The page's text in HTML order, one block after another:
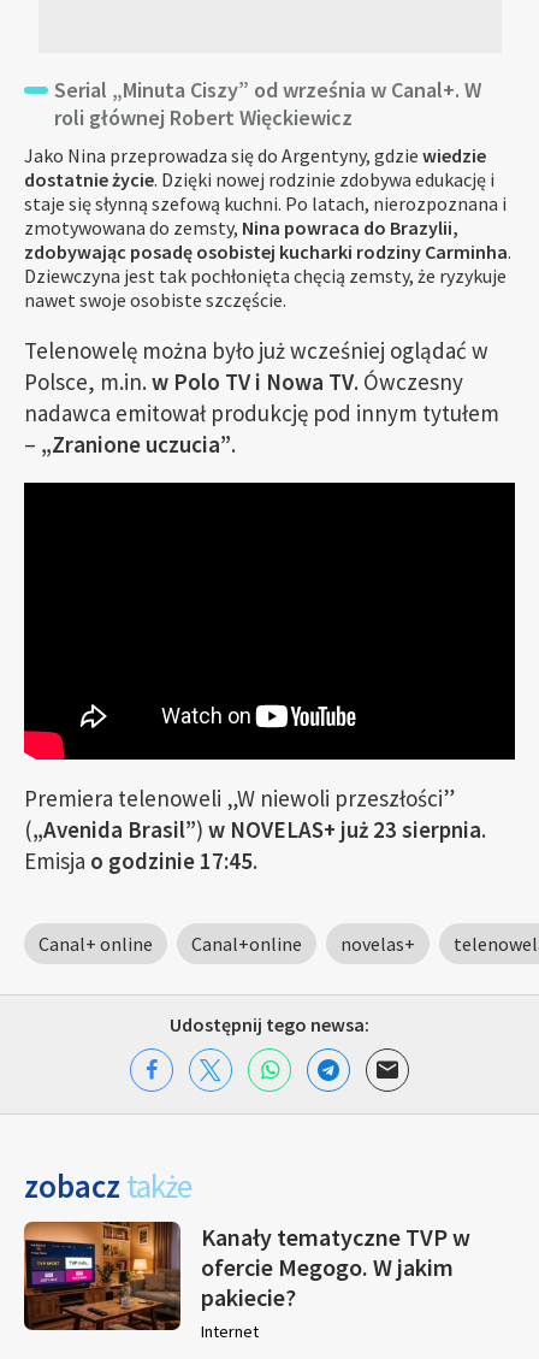
Serial „Minuta Ciszy” od września w Canal+. W
roli głównej Robert Więckiewicz
Jako Nina przeprowadza się do Argentyny, gdzie wiedzie
dostatnie życie. Dzięki nowej rodzinie zdobywa edukację i
staje się słynną szefową kuchni. Po latach, nierozpoznana i
zmotywowana do zemsty, Nina powraca do Brazylii,
zdobywając posadę osobistej kucharki rodziny Carminha.
Dziewczyna jest tak pochłonięta chęcią zemsty, że ryzykuje
nawet swoje osobiste szczęście.
Telenowelę można było już wcześniej oglądać w
Polsce, m.in. w Polo TV i Nowa TV. Ówczesny
nadawca emitował produkcję pod innym tytułem
– „Zranione uczucia”.
Premiera telenoweli „W niewoli przeszłości”
(„Avenida Brasil”) w NOVELAS+ już 23 sierpnia.
Emisja o godzinie 17:45.
Canal+ online Canal+online novelas+
Udostępnij tego newsa:
zobacz także
Kanały tematyczne TVP w
ofercie Megogo. W jakim
pakiecie?
Internet